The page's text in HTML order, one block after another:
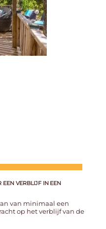
EEN VERBLIJF IN EEN
van minimaal een
op het verblijf van de